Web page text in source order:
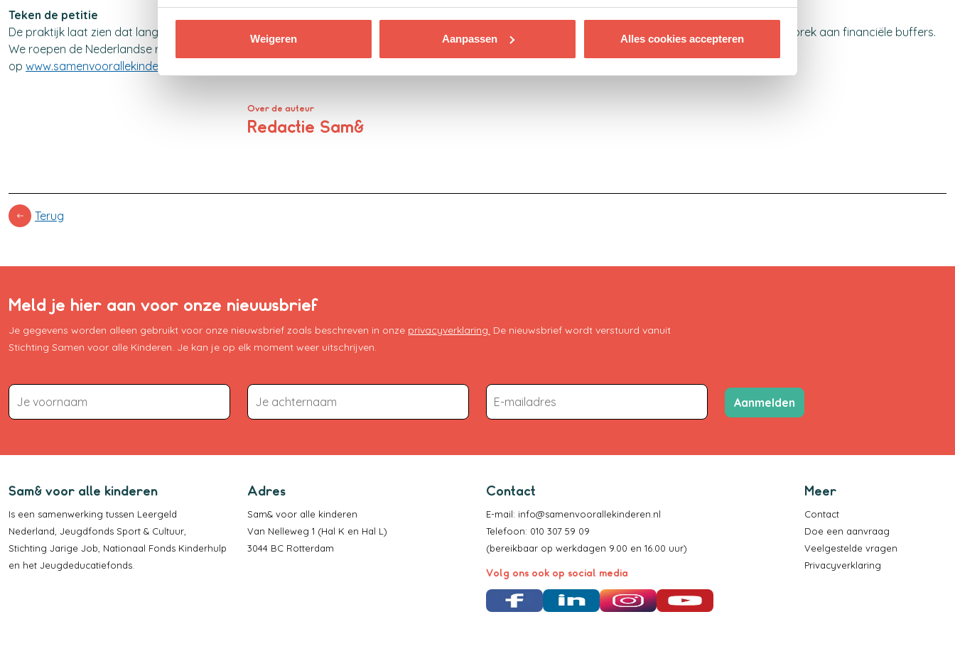
Weigeren Aanpassen Alles cookies accepteren
Teken de petitie
De praktijk laat zien dat lang niet iedereen het hoofd boven water houdt in tijden van dure boodschappen, stijgende huur- en energiekosten en een gebrek aan financiële buffers.
We roepen de Nederlandse regering daarom op om het verschil te blijven maken voor gezinnen met geldzorgen. Steun ons en teken de petitie
op www.samenvoorallekinderen.nl/petitie
Over de auteur
Redactie Sam&
Terug
Meld je hier aan voor onze nieuwsbrief
Je gegevens worden alleen gebruikt voor onze nieuwsbrief zoals beschreven in onze privacyverklaring. De nieuwsbrief wordt verstuurd vanuit
Stichting Samen voor alle Kinderen. Je kan je op elk moment weer uitschrijven.
Aanmelden
Sam& voor alle kinderen
Is een samenwerking tussen Leergeld
Nederland Jeugdfonds Sport & Cultuur
Stichting Jarige Job Nationaal Fonds Kinderhulp
en het Jeugdeducatiefonds
Adres
Sam& voor alle kinderen
Van Nelleweg 1 (Hal K en Hal L)
3044 BC Rotterdam
Contact
E-mail: info@samenvoorallekinderen.nl
Telefoon: 010 307 59 09
(bereikbaar op werkdagen 9.00 en 16.00 uur)
Volg ons ook op social media
Facebook LinkedIn Instagram YouTube
Meer
Contact
Doe een aanvraag
Veelgestelde vragen
Privacyverklaring